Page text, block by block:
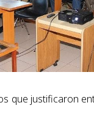
que justificaron